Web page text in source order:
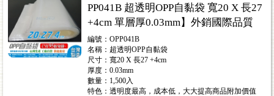
PP041B 超透明OPP自黏袋 寬20 X 長27
+4cm 單層厚0.03mm】外銷國際品質
編號：OPP041B
名稱：超透明OPP自黏袋
尺寸：寬20 X 長27 +4cm
厚度：0.03mm
數量：1,500入
特色：透明度最高，成本低，大大提高商品附加價值